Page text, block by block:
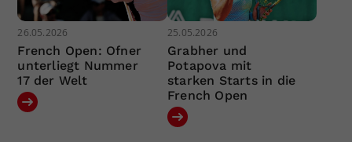
26.05.2026
French Open: Ofner
unterliegt Nummer
17 der Welt
25.05.2026
Grabher und
Potapova mit
starken Starts in die
French Open